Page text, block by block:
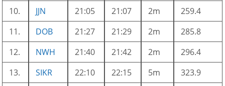
10.
JJN 21:05 21:07 2m
259.4
11.
DOB 21:27 21:29 2m
285.8
12.
NWH 21:40 21:42 2m
296.4
13.
SIKR 22:10 22:15 5m
323.9